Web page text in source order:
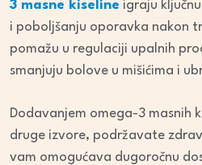
3 masne kiseline igraju
i poboljšanju oporavka nakon
pomažu u regulaciji upalnih
smanjuju bolove u mišićima i
Dodavanjem omega-3 masnih
druge izvore, podržavate
vam omogućava dugoročnu